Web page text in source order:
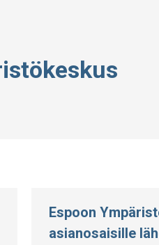
Espoon
asianosaisille